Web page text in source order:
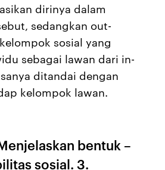
dirinya dalam
sedangkan out-
sosial yang
sebagai lawan dari in-
ditandai dengan
kelompok lawan.
bentuk –
sosial. 3.